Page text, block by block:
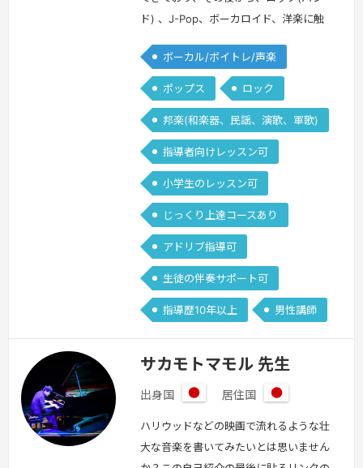
ド) 、J-Pop、ボーカロイド、洋楽に触
手含め100を超えており、プロを目指し
ている方への対策も対応可能です。ま
た、大手カルチャー教室でのレッスンも
受け持っていたため、初心者〜経験者問
わずレッスン可能です。カラオケの点数
底上げも得意です。続きを見る »
ボーカル/ボイトレ/声楽
ポップス ロック
邦楽(和楽器、民謡、演歌、軍歌)
指導者向けレッスン可
小学生のレッスン可
じっくり上達コースあり
アドリブ指導可
生徒の伴奏サポート可
指導歴10年以上 男性講師
サカモトマモル 先生
出身国
本
居住国
本
ハリウッドなどの映画で流れるような壮
大な音楽を書いてみたいとは思いません